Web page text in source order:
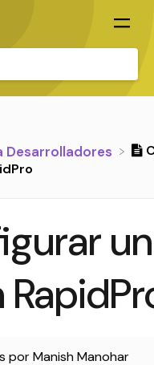
Desarrolladores
porManish Manohar